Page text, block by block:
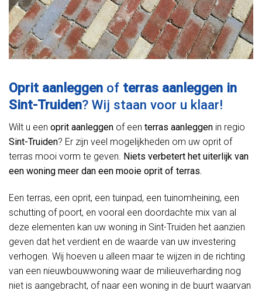
Oprit aanleggen of terras aanleggen in
Sint-Truiden? Wij staan voor u klaar!
Wilt u een oprit aanleggen of een terras aanleggen in regio
Sint-Truiden? Er zijn veel mogelijkheden om uw oprit of
terras mooi vorm te geven. Niets verbetert het uiterlijk van
een woning meer dan een mooie oprit of terras.
Een terras, een oprit, een tuinpad, een tuinomheining, een
schutting of poort, en vooral een doordachte mix van al
deze elementen kan uw woning in Sint-Truiden het aanzien
geven dat het verdient en de waarde van uw investering
verhogen. Wij hoeven u alleen maar te wijzen in de richting
van een nieuwbouwwoning waar de milieuverharding nog
niet is aangebracht, of naar een woning in de buurt waarvan